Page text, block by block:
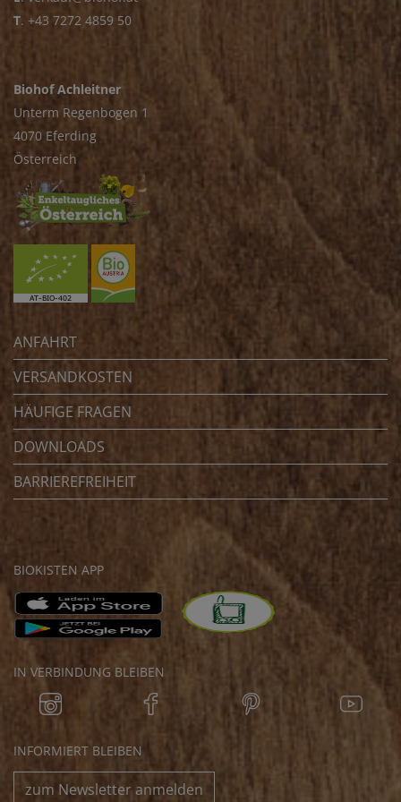
T. +43 7272 4859 50
Biohof Achleitner
Unterm Regenbogen 1
4070 Eferding
Österreich
ANFAHRT
VERSANDKOSTEN
HÄUFIGE FRAGEN
DOWNLOADS
BARRIEREFREIHEIT
BIOKISTEN APP
IN VERBINDUNG BLEIBEN
INFORMIERT BLEIBEN
zum Newsletter anmelden